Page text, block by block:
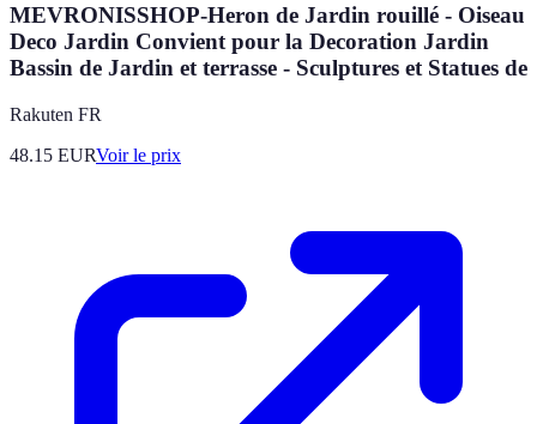
MEVRONISSHOP-Heron de Jardin rouillé - Oiseau
Deco Jardin Convient pour la Decoration Jardin
Bassin de Jardin et terrasse - Sculptures et Statues de
Rakuten FR
48.15 EURVoir le prix